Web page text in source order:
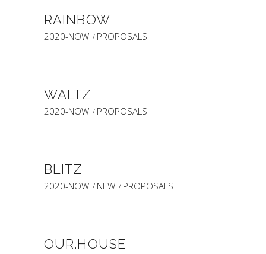
RAINBOW
2020-NOW PROPOSALS
WALTZ
2020-NOW PROPOSALS
BLITZ
2020-NOW NEW PROPOSALS
OUR.HOUSE